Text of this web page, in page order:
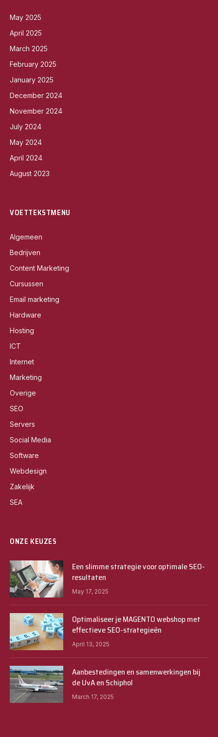
May 2025
April 2025
March 2025
February 2025
January 2025
December 2024
November 2024
July 2024
May 2024
April 2024
August 2023
VOETTEKSTMENU
Algemeen
Bedrijven
Content Marketing
Cursussen
Email marketing
Hardware
Hosting
ICT
Internet
Marketing
Overige
SEO
Servers
Social Media
Software
Webdesign
Zakelijk
SEA
ONZE KEUZES
Een slimme strategie voor optimale SEO-
resultaten
May 17, 2025
Optimaliseer je MAGENTO webshop met
effectieve SEO-strategieën
April 13, 2025
Aanbestedingen en samenwerkingen bij
de UvA en Schiphol
March 17, 2025